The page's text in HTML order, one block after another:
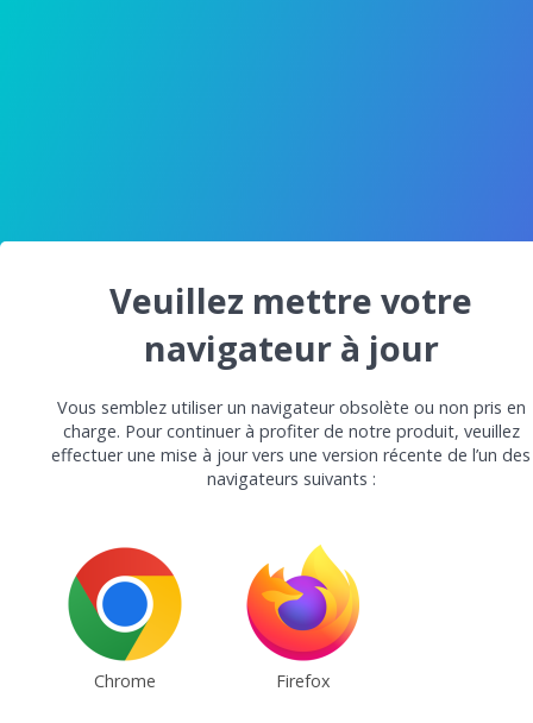
Veuillez mettre votre
navigateur à jour
Vous semblez utiliser un navigateur obsolète ou non pris en
charge. Pour continuer à profiter de notre produit, veuillez
effectuer une mise à jour vers une version récente de l’un des
navigateurs suivants :
Chrome Firefox